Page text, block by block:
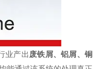
业产出 废铁屑、铝屑、铜